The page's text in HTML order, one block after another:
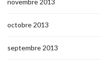
novembre 2013
octobre 2013
septembre 2013